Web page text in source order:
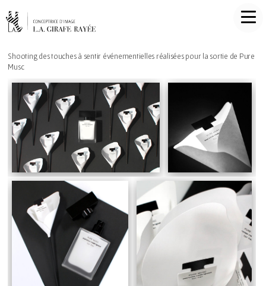
Shooting des touches à sentir événementielles réalisées pour la sortie de Pure
Musc